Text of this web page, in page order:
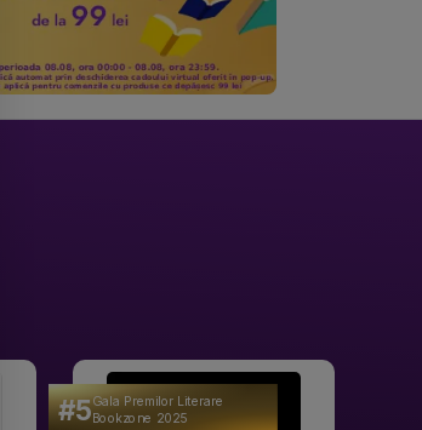
#5Gala Premilor Literare
Bookzone 2025